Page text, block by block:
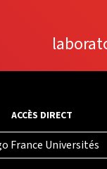
ACCÈS DIRECT
France Universités